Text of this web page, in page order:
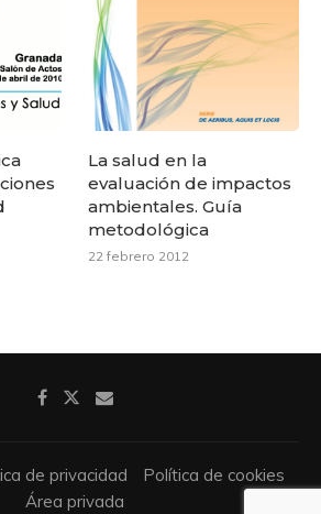
La salud en la
evaluación de impactos
ambientales. Guía
metodológica
22 febrero 2012
de privacidad
Política de cookies
Área privada